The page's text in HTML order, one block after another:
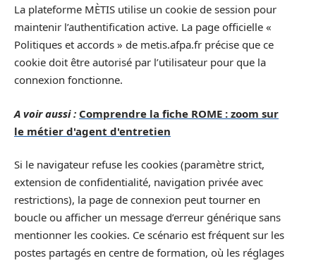
La plateforme MÈTIS utilise un cookie de session pour
maintenir l’authentification active. La page officielle «
Politiques et accords » de metis.afpa.fr précise que ce
cookie doit être autorisé par l’utilisateur pour que la
connexion fonctionne.
A voir aussi : Comprendre la fiche ROME : zoom sur
le métier d'agent d'entretien
Si le navigateur refuse les cookies (paramètre strict,
extension de confidentialité, navigation privée avec
restrictions), la page de connexion peut tourner en
boucle ou afficher un message d’erreur générique sans
mentionner les cookies. Ce scénario est fréquent sur les
postes partagés en centre de formation, où les réglages